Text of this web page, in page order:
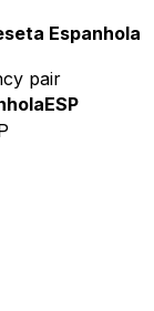
Espanhola
pair
ESP